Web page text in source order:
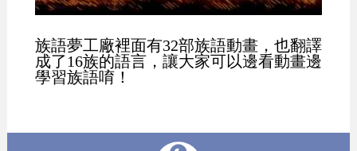
族語夢工廠裡面有32部族語動畫，也翻譯
成了16族的語言，讓大家可以邊看動畫邊
學習族語唷！